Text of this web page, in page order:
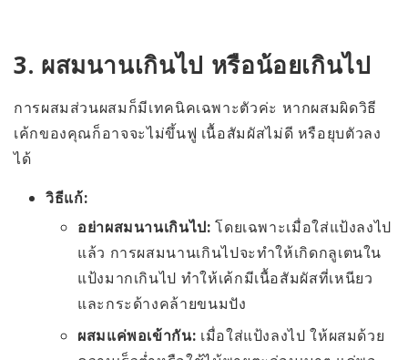
3. ผสมนานเกินไป หรือน้อยเกินไป
การผสมส่วนผสมก็มีเทคนิคเฉพาะตัวค่ะ หากผสมผิดวิธี
เค้กของคุณก็อาจจะไม่ขึ้นฟู เนื้อสัมผัสไม่ดี หรือยุบตัวลง
ได้
วิธีแก้:
อย่าผสมนานเกินไป: โดยเฉพาะเมื่อใส่แป้งลงไป
แล้ว การผสมนานเกินไปจะทำให้เกิดกลูเตนใน
แป้งมากเกินไป ทำให้เค้กมีเนื้อสัมผัสที่เหนียว
และกระด้างคล้ายขนมปัง
ผสมแค่พอเข้ากัน: เมื่อใส่แป้งลงไป ให้ผสมด้วย